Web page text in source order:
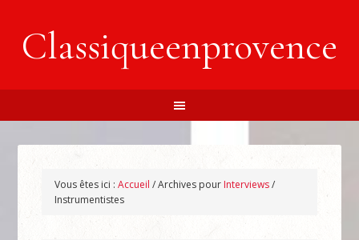
Classiqueenprovence
Vous êtes ici :Accueil /Archives pour Interviews/
Instrumentistes